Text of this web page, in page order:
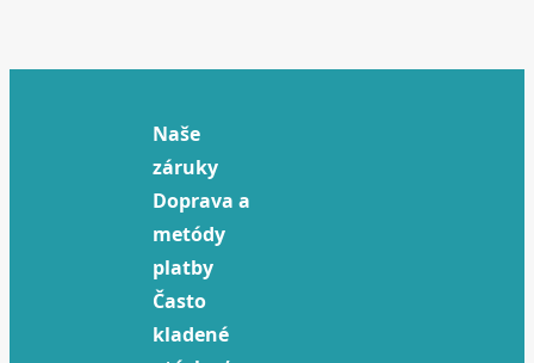
Naše
záruky
Doprava a
metódy
platby
Často
kladené